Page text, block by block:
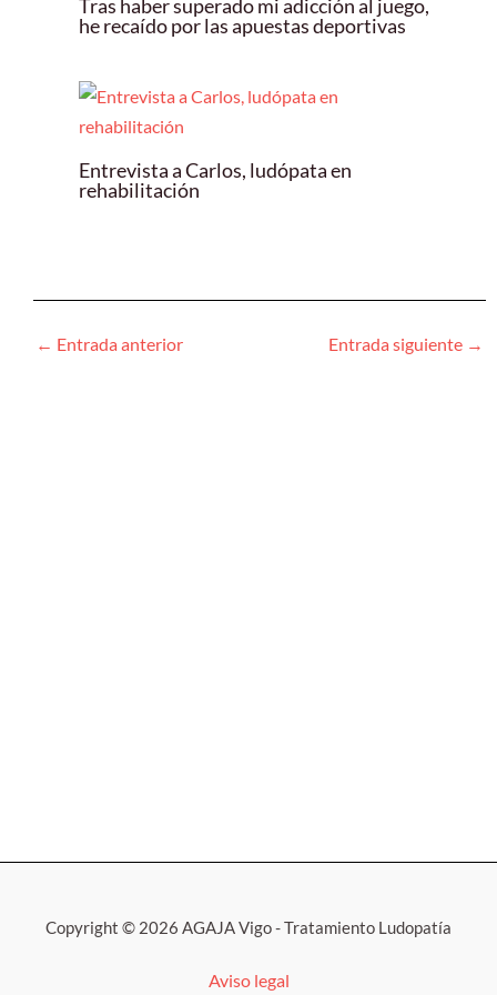
Tras haber superado mi adicción al juego,
he recaído por las apuestas deportivas
Entrevista a Carlos, ludópata en
rehabilitación
← Entrada anterior Entrada siguiente →
Copyright © 2026 AGAJA Vigo - Tratamiento Ludopatía
Aviso legal